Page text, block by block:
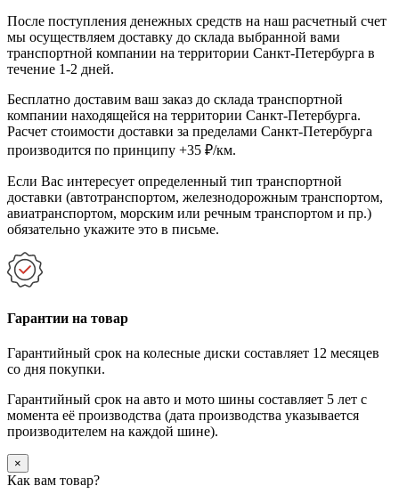
После поступления денежных средств на наш расчетный счет
мы осуществляем доставку до склада выбранной вами
транспортной компании на территории Санкт-Петербурга в
течение 1-2 дней.
Бесплатно доставим ваш заказ до склада транспортной
компании находящейся на территории Санкт-Петербурга.
Расчет стоимости доставки за пределами Санкт-Петербурга
производится по принципу +35 ₽/км.
Если Вас интересует определенный тип транспортной
доставки (автотранспортом, железнодорожным транспортом,
авиатранспортом, морским или речным транспортом и пр.)
обязательно укажите это в письме.
Гарантии на товар
Гарантийный срок на колесные диски составляет 12 месяцев
со дня покупки.
Гарантийный срок на авто и мото шины составляет 5 лет с
момента её производства (дата производства указывается
производителем на каждой шине).
×
Как вам товар?